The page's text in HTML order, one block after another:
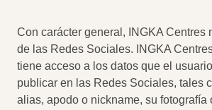
Con carácter general, INGKA Centres
de las Redes Sociales. INGKA
tiene acceso a los datos que el
publicar en las Redes Sociales, tales
alias, apodo o nickname, su fotografía